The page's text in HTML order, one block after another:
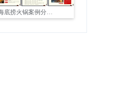
海底捞火锅案例分析PPT